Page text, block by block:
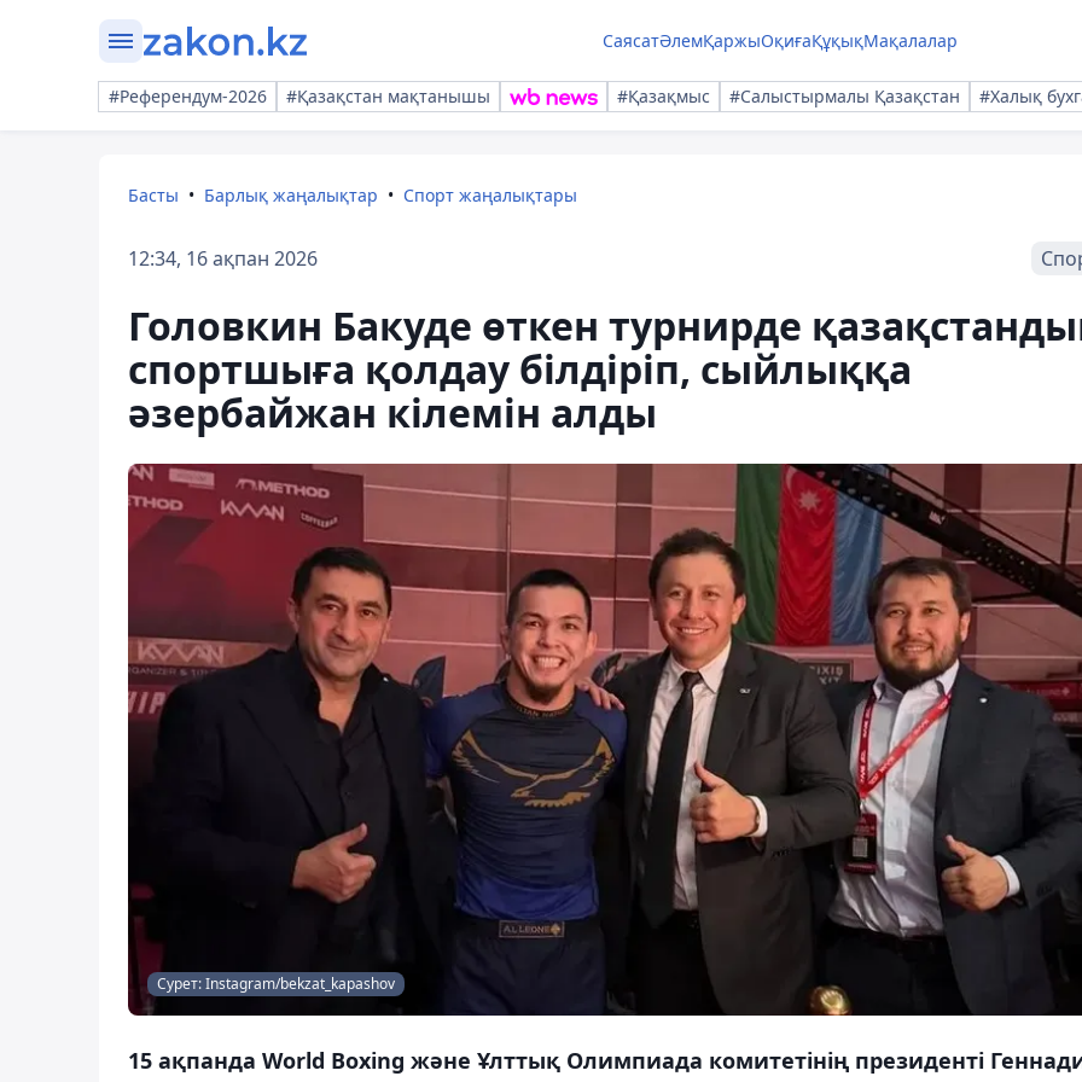
СаясатӘлемҚаржыОқиғаҚұқықМақалалар
#Референдум-2026 #Қазақстан мақтанышы #Қазақмыс #Салыстырмалы Қазақстан #Халық
Басты Барлық жаңалықтар Спорт жаңалықтары
12:34, 16 ақпан 2026
Головкин Бакуде өткен турнирде
спортшыға қолдау білдіріп, сыйлыққа
әзербайжан кілемін алды
Сурет: Instagram/bekzat_kapashov
15 ақпанда World Boxing және Ұлттық Олимпиада комитетінің президенті